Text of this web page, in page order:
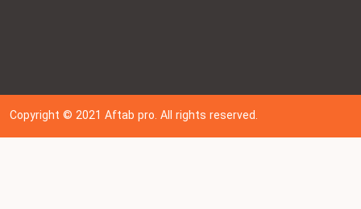
Copyright © 202 1Aftab pro. All rights reserved.